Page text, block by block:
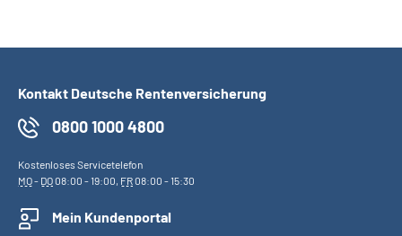
Kontakt Deutsche Rentenversicherung
0800 1000 4800
Kostenloses Servicetelefon
MO- DO08:00 - 19:00, FR08:00 - 15:30
Mein Kundenportal